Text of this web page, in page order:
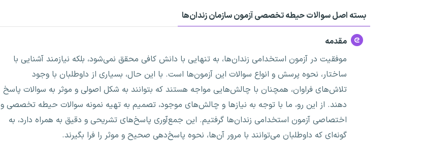
بسته اصل سوالات حیطه تخصصی آزمون سازمان زندان‌ها
مقدمه
موفقیت در آزمون استخدامی زندان‌ها، به تنهایی با دانش کافی محقق نمی‌شود، بلکه نیازمند آشنایی با
ساختار، نحوه پرسش و انواع سوالات این آزمون‌ها است. با این حال، بسیاری از داوطلبان با وجود
تلاش‌های فراوان، همچنان با چالش‌هایی مواجه هستند که بتوانند به شکل اصولی و موثر به سوالات پاسخ
دهند. از این رو، ما با توجه به نیازها و چالش‌های موجود، تصمیم به تهیه نمونه سوالات حیطه تخصصی و
اختصاصی آزمون استخدامی زندان‌ها گرفتیم. این جمع‌آوری پاسخ‌های تشریحی و دقیق به همراه دارد، به
گونه‌ای که داوطلبان می‌توانند با مرور آن‌ها، نحوه پاسخ‌دهی صحیح و موثر را فرا بگیرند.